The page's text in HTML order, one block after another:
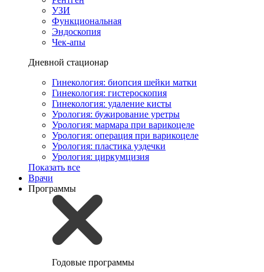
УЗИ
Функциональная
Эндоскопия
Чек-апы
Дневной стационар
Гинекология: биопсия шейки матки
Гинекология: гистероскопия
Гинекология: удаление кисты
Урология: бужирование уретры
Урология: мармара при варикоцеле
Урология: операция при варикоцеле
Урология: пластика уздечки
Урология: циркумцизия
Показать все
Врачи
Программы
Годовые программы